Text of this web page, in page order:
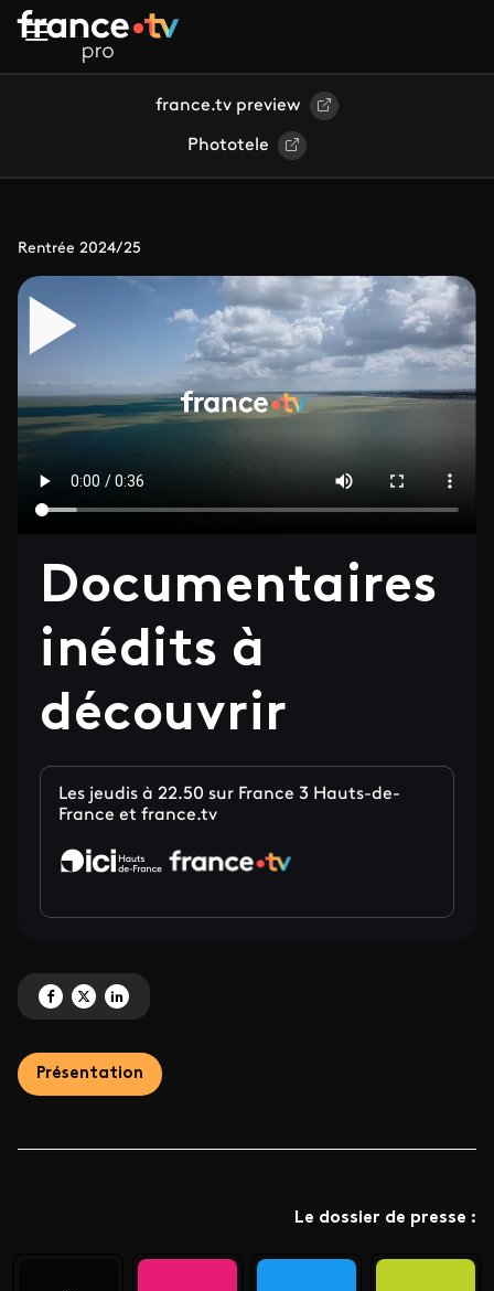
Aller au contenu principal
france.tv preview
Phototele
Rentrée 2024/25
Documentaires
inédits à
découvrir
Les jeudis à 22.50 sur France 3 Hauts-de-
France et france.tv
Partagez 'Documentaires inédits à découvrir' sur Facebook
Partagez 'Documentaires inédits à découvrir' sur X
Partagez 'Documentaires inédits à découvrir' sur LinkedIn
Présentation
Le dossier de presse :